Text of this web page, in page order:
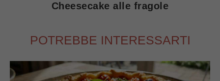
Cheesecake alle fragole
POTREBBE INTERESSARTI